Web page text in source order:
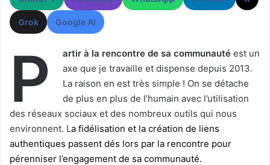
Grok Google AI
P artir à la rencontre de sa communauté est un
axe que je travaille et dispense depuis 2013.
La raison en est très simple ! On se détache
de plus en plus de l’humain avec l’utilisation
des réseaux sociaux et des nombreux outils qui nous
environnent. La fidélisation et la création de liens
authentiques passent dés lors par la rencontre pour
pérenniser l’engagement de sa communauté.